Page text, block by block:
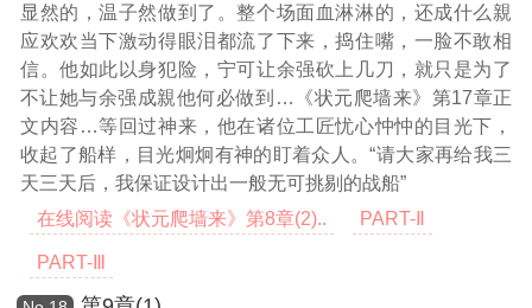
显然的，温子然做到了。整个场面血淋淋的，还成什么親
应欢欢当下激动得眼泪都流了下来，捣住嘴，一脸不敢相
信。他如此以身犯险，宁可让余强砍上几刀，就只是为了
不让她与余强成親他何必做到 …《状元爬墙来》第17章正
文内容…等回过神来，他在诸位工匠忧心忡忡的目光下，
收起了船样，目光炯炯有神的盯着众人。“请大家再给我三
天三天后，我保证设计出一般无可挑剔的战船”
在线阅读《状元爬墙来》第8章(2)..
PART-Ⅱ
PART-Ⅲ